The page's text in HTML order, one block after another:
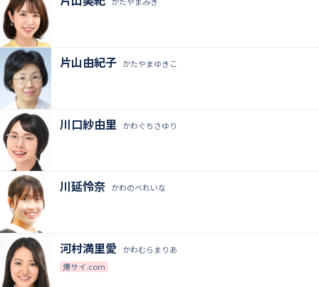
かたやまゆきこ
片山由紀子
かわぐちさゆり
川口紗由里
かわのべれいな
川延怜奈
かわむらまりあ
河村満里愛
爆サイ.com